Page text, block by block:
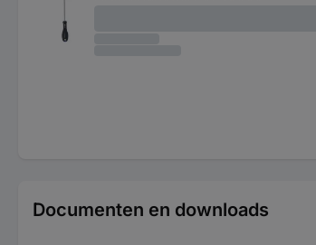
Documenten en downloads